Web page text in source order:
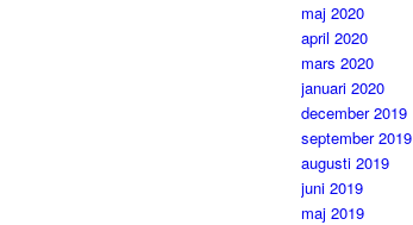
maj 2020
april 2020
mars 2020
januari 2020
december 2019
september 2019
augusti 2019
juni 2019
maj 2019